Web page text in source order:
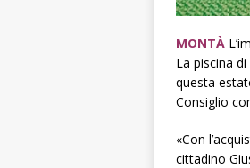
MONTÀ
La piscina
questa
Consiglio
«Con
cittadino